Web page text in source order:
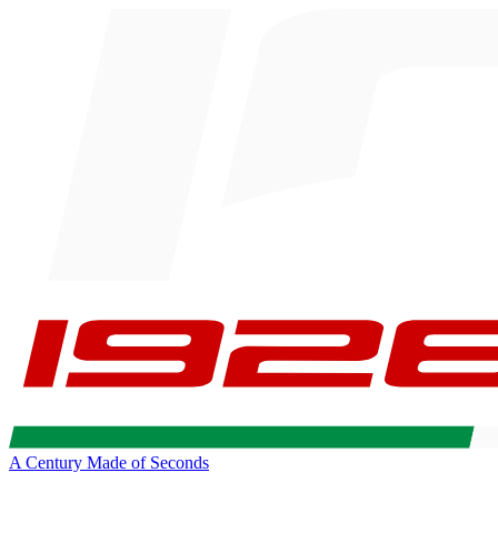
A Century Made of Seconds